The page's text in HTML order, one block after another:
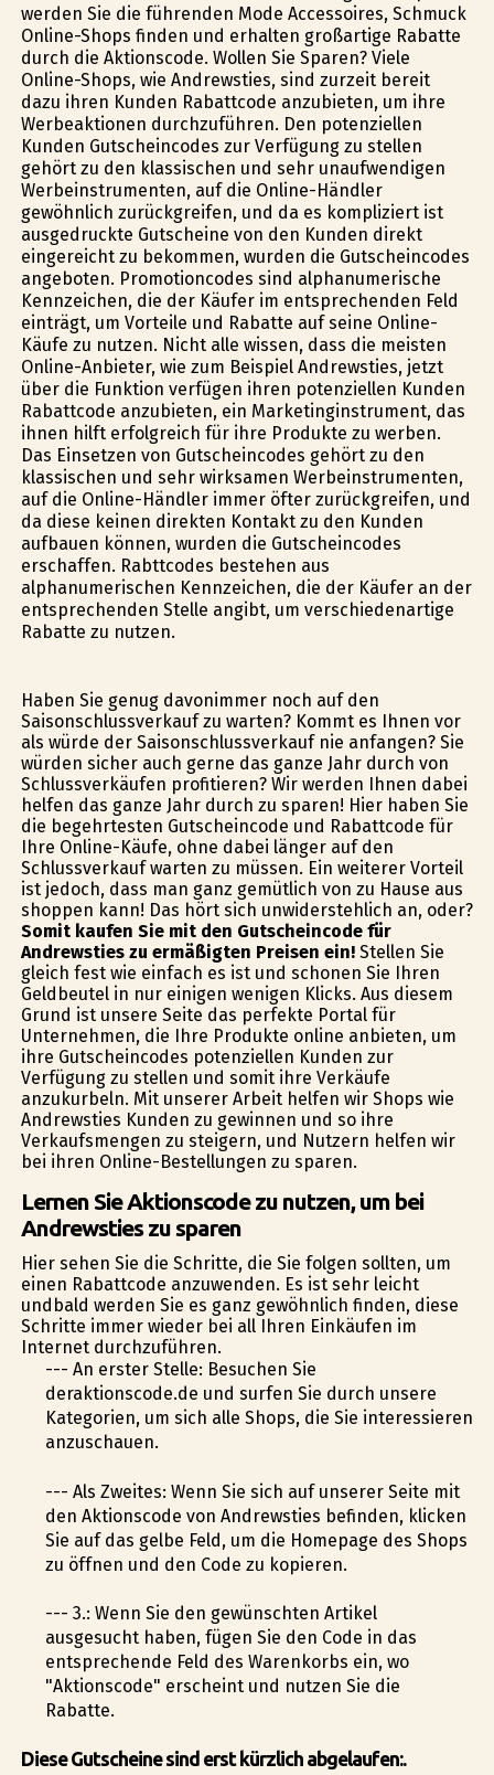
werden Sie die führenden Mode Accessoires, Schmuck
Online-Shops finden und erhalten großartige Rabatte
durch die Aktionscode. Wollen Sie Sparen? Viele
Online-Shops, wie Andrewsties, sind zurzeit bereit
dazu ihren Kunden Rabattcode anzubieten, um ihre
Werbeaktionen durchzuführen. Den potenziellen
Kunden Gutscheincodes zur Verfügung zu stellen
gehört zu den klassischen und sehr unaufwendigen
Werbeinstrumenten, auf die Online-Händler
gewöhnlich zurückgreifen, und da es kompliziert ist
ausgedruckte Gutscheine von den Kunden direkt
eingereicht zu bekommen, wurden die Gutscheincodes
angeboten. Promotioncodes sind alphanumerische
Kennzeichen, die der Käufer im entsprechenden Feld
einträgt, um Vorteile und Rabatte auf seine Online-
Käufe zu nutzen. Nicht alle wissen, dass die meisten
Online-Anbieter, wie zum Beispiel Andrewsties, jetzt
über die Funktion verfügen ihren potenziellen Kunden
Rabattcode anzubieten, ein Marketinginstrument, das
ihnen hilft erfolgreich für ihre Produkte zu werben.
Das Einsetzen von Gutscheincodes gehört zu den
klassischen und sehr wirksamen Werbeinstrumenten,
auf die Online-Händler immer öfter zurückgreifen, und
da diese keinen direkten Kontakt zu den Kunden
aufbauen können, wurden die Gutscheincodes
erschaffen. Rabttcodes bestehen aus
alphanumerischen Kennzeichen, die der Käufer an der
entsprechenden Stelle angibt, um verschiedenartige
Rabatte zu nutzen.
Haben Sie genug davonimmer noch auf den
Saisonschlussverkauf zu warten? Kommt es Ihnen vor
als würde der Saisonschlussverkauf nie anfangen? Sie
würden sicher auch gerne das ganze Jahr durch von
Schlussverkäufen profitieren? Wir werden Ihnen dabei
helfen das ganze Jahr durch zu sparen! Hier haben Sie
die begehrtesten Gutscheincode und Rabattcode für
Ihre Online-Käufe, ohne dabei länger auf den
Schlussverkauf warten zu müssen. Ein weiterer Vorteil
ist jedoch, dass man ganz gemütlich von zu Hause aus
shoppen kann! Das hört sich unwiderstehlich an, oder?
Somit kaufen Sie mit den Gutscheincode für
Andrewsties zu ermäßigten Preisen ein!Stellen Sie
gleich fest wie einfach es ist und schonen Sie Ihren
Geldbeutel in nur einigen wenigen Klicks. Aus diesem
Grund ist unsere Seite das perfekte Portal für
Unternehmen, die Ihre Produkte online anbieten, um
ihre Gutscheincodes potenziellen Kunden zur
Verfügung zu stellen und somit ihre Verkäufe
anzukurbeln. Mit unserer Arbeit helfen wir Shops wie
Andrewsties Kunden zu gewinnen und so ihre
Verkaufsmengen zu steigern, und Nutzern helfen wir
bei ihren Online-Bestellungen zu sparen.
Lernen Sie Aktionscode zu nutzen, um bei
Andrewsties zu sparen
Hier sehen Sie die Schritte, die Sie folgen sollten, um
einen Rabattcode anzuwenden. Es ist sehr leicht
undbald werden Sie es ganz gewöhnlich finden, diese
Schritte immer wieder bei all Ihren Einkäufen im
Internet durchzuführen.
--- An erster Stelle: Besuchen Sie
deraktionscode.de und surfen Sie durch unsere
Kategorien, um sich alle Shops, die Sie interessieren
anzuschauen.
--- Als Zweites: Wenn Sie sich auf unserer Seite mit
den Aktionscode von Andrewsties befinden, klicken
Sie auf das gelbe Feld, um die Homepage des Shops
zu öffnen und den Code zu kopieren.
--- 3.: Wenn Sie den gewünschten Artikel
ausgesucht haben, fügen Sie den Code in das
entsprechende Feld des Warenkorbs ein, wo
"Aktionscode" erscheint und nutzen Sie die
Rabatte.
Diese Gutscheine sind erst kürzlich abgelaufen:.